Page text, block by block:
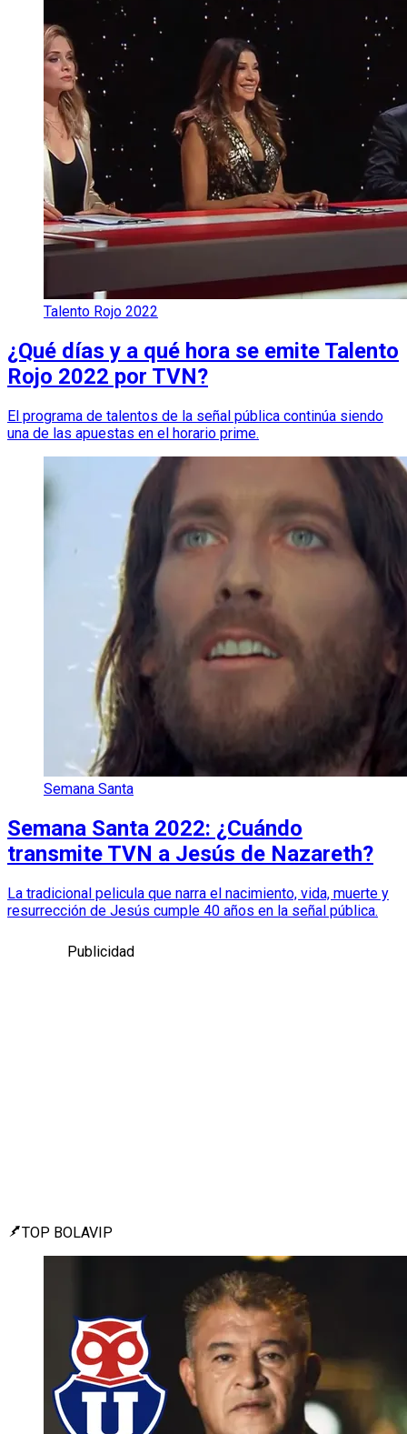
Talento Rojo 2022
¿Qué días y a qué hora se emite Talento
Rojo 2022 por TVN?
El programa de talentos de la señal pública continúa siendo
una de las apuestas en el horario prime.
Semana Santa
Semana Santa 2022: ¿Cuándo
transmite TVN a Jesús de Nazareth?
La tradicional pelicula que narra el nacimiento, vida, muerte y
resurrección de Jesús cumple 40 años en la señal pública.
Publicidad
TOP BOLAVIP